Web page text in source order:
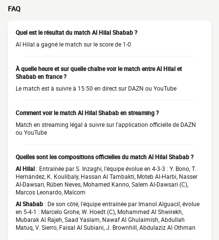
FAQ
Quel est le résultat du match Al Hilal Shabab ?
Al Hilal a gagné le match sur le score de 1-0
À quelle heure et sur quelle chaîne voir le match entre Al Hilal et
Shabab en france ?
Le match est à suivre à 15:50 en direct sur DAZN ou YouTube
Comment voir le match Al Hilal Shabab en streaming ?
Match en streaming légal à suivre sur l'application officielle de DAZN
ou YouTube
Quelles sont les compositions officielles du match Al Hilal Shabab ?
Al Hilal : Entraînée par S. Inzaghi, l'équipe évolue en 4-3-3 : Y. Bono, T.
Hernández, K. Koulibaly, Hassan Al Tambakti, Moteb Al-Harbi, Nasser
Al-Dawsari, Rúben Neves, Mohamed Kanno, Salem Al-Dawsari (C),
Marcos Leonardo, Malcom
Al Shabab : De son côté, l'équipe entraînée par Imanol Alguacil, évolue
en 5-4-1 : Marcelo Grohe, W. Hoedt (C), Mohammed Al Shwirekh,
Mubarak Al Rajeh, Saad Yaslam, Nawaf Al Ghulaimish, Abdullah
Matuq, V. Sierro, Faisal Al Subiani, J. Brownhill, Abdulaziz Al Othman